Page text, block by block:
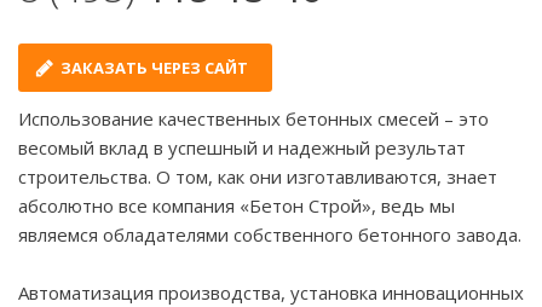
ЗАКАЗАТЬ ЧЕРЕЗ САЙТ
Использование качественных бетонных смесей – это
весомый вклад в успешный и надежный результат
строительства. О том, как они изготавливаются, знает
абсолютно все компания «Бетон Строй», ведь мы
являемся обладателями собственного бетонного завода.
Автоматизация производства, установка инновационных